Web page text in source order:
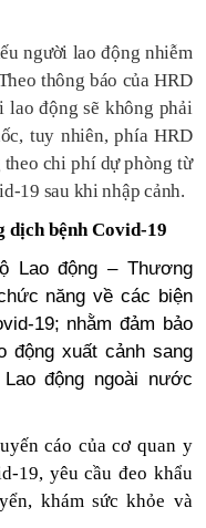
người lao động nhiễm
thông báo của HRD
lao động sẽ không phải
tuy nhiên, phía HRD
chi phí dự phòng từ
19 sau khi nhập cảnh.
bệnh Covid-19
Lao động – Thương
năng về các biện
19; nhằm đảm bảo
động xuất cảnh sang
động ngoài nước
cáo của cơ quan y
19, yêu cầu đeo khẩu
khám sức khỏe và